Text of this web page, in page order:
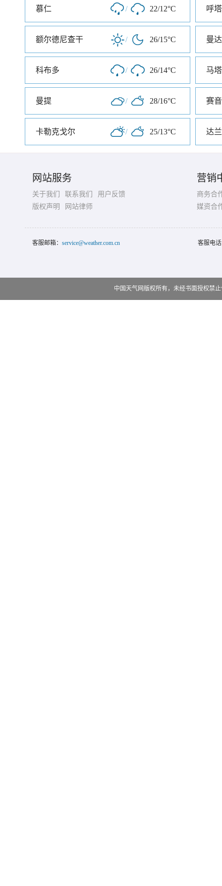
慕仁 / 22/12°C 呼
额尔德尼查干 / 26/15°C 曼
科布多 / 26/14°C 马
曼提 / 28/16°C 赛
卡勒克戈尔 / 25/13°C 达
网站服务
关于我们 联系我们
用户反馈
版权声明
网站律师
营销
商务合
媒资合
客服邮箱： service@weather.com.cn 客服电
中国天气网版权所有，未经书面授权